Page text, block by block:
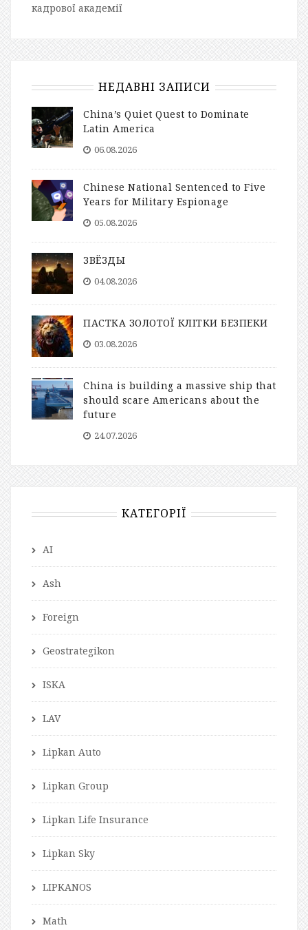
кадрової академії
НЕДАВНІ ЗАПИСИ
China’s Quiet Quest to Dominate
Latin America
06.08.2026
Chinese National Sentenced to Five
Years for Military Espionage
05.08.2026
ЗВЁЗДЫ
04.08.2026
ПАСТКА ЗОЛОТОЇ КЛІТКИ БЕЗПЕКИ
03.08.2026
China is building a massive ship that
should scare Americans about the
future
24.07.2026
КАТЕГОРІЇ
AI
Ash
Foreign
Geostrategikon
ISKA
LAV
Lipkan Auto
Lipkan Group
Lipkan Life Insurance
Lipkan Sky
LIPKANOS
Math